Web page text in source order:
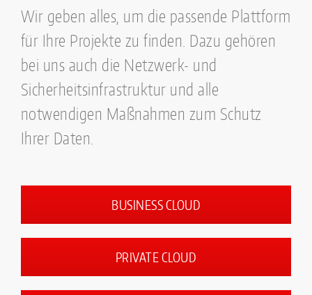
Wir geben alles, um die passende Plattform
für Ihre Projekte zu finden. Dazu gehören
bei uns auch die Netzwerk- und
Sicherheitsinfrastruktur und alle
notwendigen Maßnahmen zum Schutz
Ihrer Daten.
BUSINESS CLOUD
PRIVATE CLOUD